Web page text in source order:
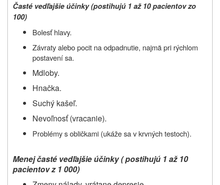
Časté vedľajšie účinky (postihujú 1 až 10 pacientov zo
100)
Bolesť hlavy.
Závraty alebo pocit na odpadnutie, najmä pri rýchlom
postavení sa.
Mdloby.
Hnačka.
Suchý kašeľ.
Nevoľnosť (vracanie).
Problémy s obličkami (ukáže sa v krvných testoch).
Menej časté vedľajšie účinky ( postihujú 1 až 10
pacientov z 1 000)